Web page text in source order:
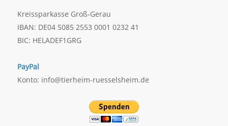
Kreissparkasse Groß-Gerau
IBAN: DE04 5085 2553 0001 0232 41
BIC: HELADEF1GRG
PayPal
Konto: info@tierheim-ruesselsheim.de